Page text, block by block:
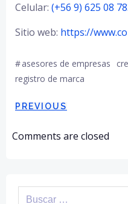
Celular: (+56 9) 625 08
Sitio web: https://
#asesores de empresas
registro de marca
Navegación
de
PREVIOUS
Comments are closed
Buscar: